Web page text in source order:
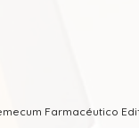
Farmacéutico